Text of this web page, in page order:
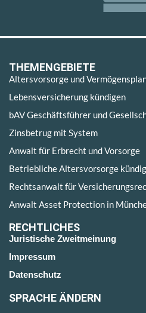
THEMENGEBIETE
Altersvorsorge und
Lebensversicherung kündigen
bAV Geschäftsführer und
Zinsbetrug mit System
Anwalt für Erbrecht und Vorsorge
Betriebliche Altersvorsorge
Rechtsanwalt für
Anwalt Asset Protection in
RECHTLICHES
Juristische Zweitmeinung
Impressum
Datenschutz
SPRACHE ÄNDERN